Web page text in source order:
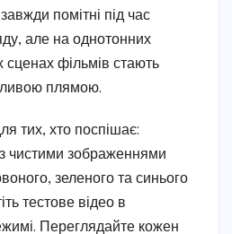
помітні під час
але на однотонних
фільмів стають
плямою.
тих, хто поспішає:
чистими зображеннями
зеленого та синього
тестове відео в
Переглядайте кожен